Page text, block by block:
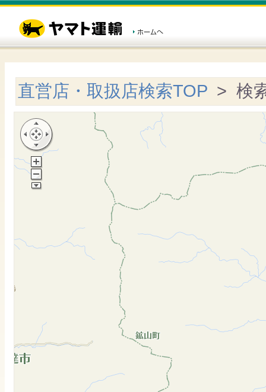
直営店・取扱店検索TOP > 検